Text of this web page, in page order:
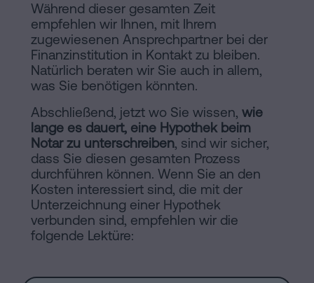
Während dieser gesamten Zeit
empfehlen wir Ihnen, mit Ihrem
zugewiesenen Ansprechpartner bei der
Finanzinstitution in Kontakt zu bleiben.
Natürlich beraten wir Sie auch in allem,
was Sie benötigen könnten.
Abschließend, jetzt wo Sie wissen, wie
lange es dauert, eine Hypothek beim
Notar zu unterschreiben, sind wir sicher,
dass Sie diesen gesamten Prozess
durchführen können. Wenn Sie an den
Kosten interessiert sind, die mit der
Unterzeichnung einer Hypothek
verbunden sind, empfehlen wir die
folgende Lektüre: